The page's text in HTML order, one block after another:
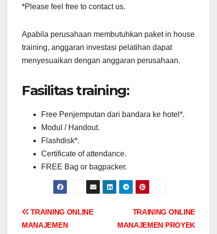
*Please feel free to contact us.
Apabila perusahaan membutuhkan paket in house
training, anggaran investasi pelatihan dapat
menyesuaikan dengan anggaran perusahaan.
Fasilitas training:
Free Penjemputan dari bandara ke hotel*.
Modul / Handout.
Flashdisk*.
Certificate of attendance.
FREE Bag or bagpacker.
Post
TRAINING ONLINE
MANAJEMEN PROYEK
TRAINING ONLINE
MANAJEMEN